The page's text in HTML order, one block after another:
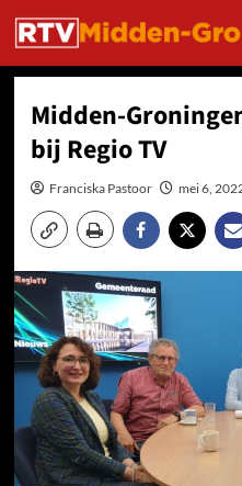
naar
inhoud
Midden-
bij Regio TV
Franciska Pastoor mei 6,